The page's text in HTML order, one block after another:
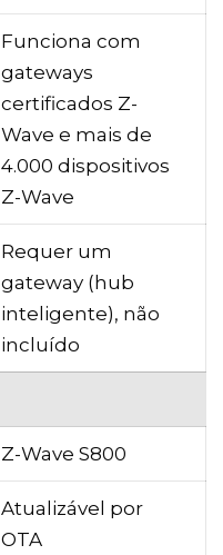
Funciona com
gateways
certificados Z-
Wave e mais de
4.000 dispositivos
Z-Wave
Requer um
gateway (hub
inteligente), não
incluído
Z-Wave S800
Atualizável por
OTA